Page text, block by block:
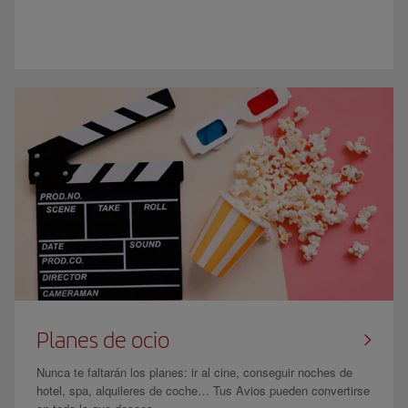
Planes de ocio
Nunca te faltarán los planes: ir al cine, conseguir noches de
hotel, spa, alquileres de coche… Tus Avios pueden convertirse